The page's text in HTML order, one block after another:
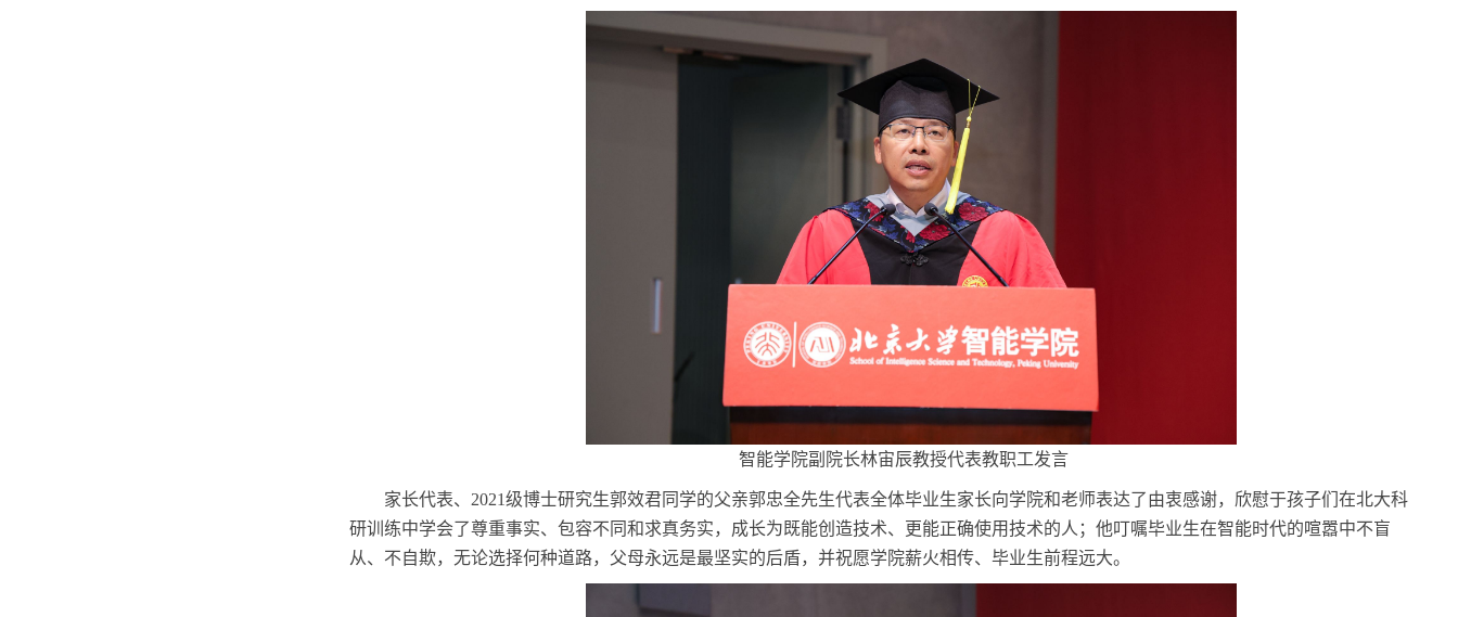
智能学院副院长林宙辰教授代表教职工发言
家长代表、 2021级博士研究生郭效君同学的父亲郭忠全先生代表全体毕业生家长向学院和老师表达了由衷感谢，欣慰于孩子们在北大科
研训练中学会了尊重事实、包容不同和求真务实，成长为既能创造技术、更能正确使用技术的人；他叮嘱毕业生在智能时代的喧嚣中不盲
从、不自欺，无论选择何种道路，父母永远是最坚实的后盾，并祝愿学院薪火相传、毕业生前程远大。